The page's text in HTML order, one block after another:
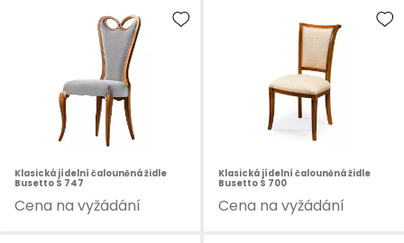
Klasická jídelní čalouněná židle
Busetto S 747
Cena na vyžádání
Klasická jídelní čalouněná židle
Busetto S 700
Cena na vyžádání